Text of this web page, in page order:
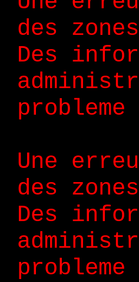
des
Des
Une
des
Des